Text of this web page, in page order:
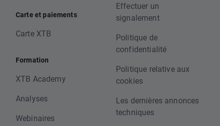
Carte et paiements
Carte XTB
Formation
XTB Academy
Analyses
Webinaires
Effectuer un
signalement
Politique de
confidentialité
Politique relative aux
cookies
Les dernières annonces
techniques